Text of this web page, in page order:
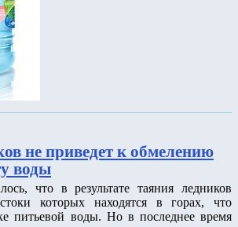
не приведет к обмелению
воды
что в результате таяния ледников
которых находятся в горах, что
питьевой воды. Но в последнее время